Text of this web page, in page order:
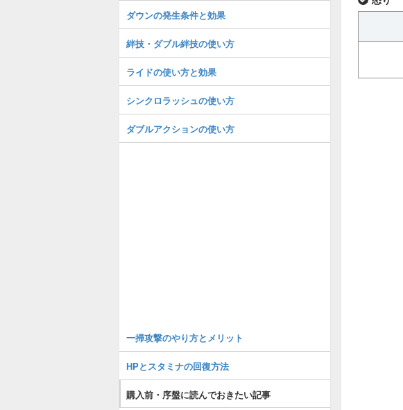
ダウンの発生条件と効果
絆技・ダブル絆技の使い方
ライドの使い方と効果
シンクロラッシュの使い方
ダブルアクションの使い方
一掃攻撃のやり方とメリット
HPとスタミナの回復方法
購入前・序盤に読んでおきたい記事